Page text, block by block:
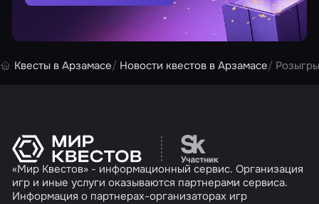
Квесты в Арзамасе Новости квестов в Арзамасе
Перейти на сайт
«Мир Квестов» - информационный сервис. Организация
игр и иные услуги оказываются партнерами сервиса.
Информация о партнерах-организаторах игр